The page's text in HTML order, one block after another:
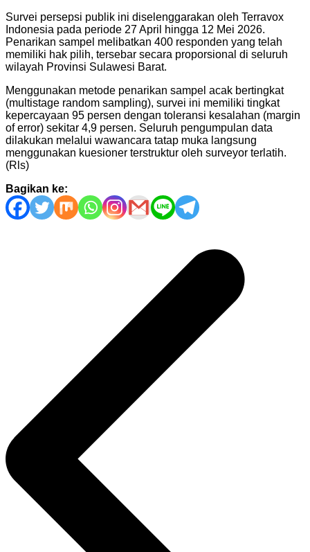
Survei persepsi publik ini diselenggarakan oleh Terravox
Indonesia pada periode 27 April hingga 12 Mei 2026.
Penarikan sampel melibatkan 400 responden yang telah
memiliki hak pilih, tersebar secara proporsional di seluruh
wilayah Provinsi Sulawesi Barat.
Menggunakan metode penarikan sampel acak bertingkat
(multistage random sampling), survei ini memiliki tingkat
kepercayaan 95 persen dengan toleransi kesalahan (margin
of error) sekitar 4,9 persen. Seluruh pengumpulan data
dilakukan melalui wawancara tatap muka langsung
menggunakan kuesioner terstruktur oleh surveyor terlatih.
(Rls)
Bagikan ke: